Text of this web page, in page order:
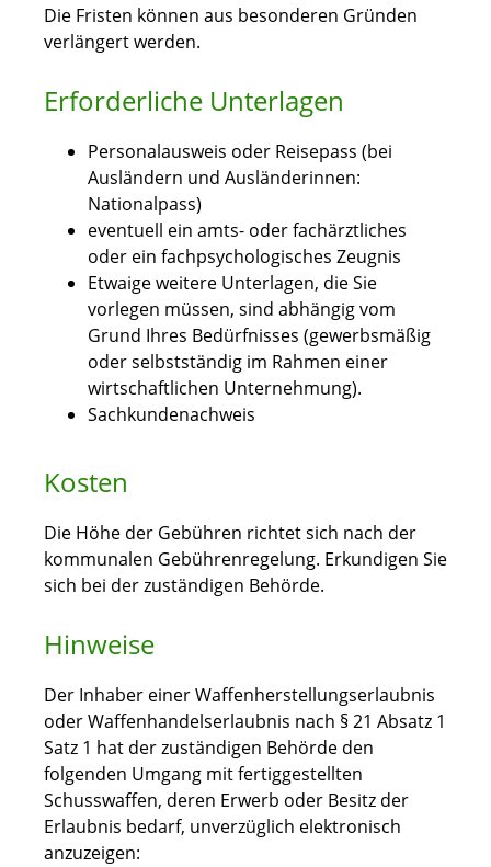
Die Fristen können aus besonderen Gründen
verlängert werden.
Erforderliche Unterlagen
Personalausweis oder Reisepass (bei
Ausländern und Ausländerinnen:
Nationalpass)
eventuell ein amts- oder fachärztliches
oder ein fachpsychologisches Zeugnis
Etwaige weitere Unterlagen, die Sie
vorlegen müssen, sind abhängig vom
Grund Ihres Bedürfnisses (gewerbsmäßig
oder selbstständig im Rahmen einer
wirtschaftlichen Unternehmung).
Sachkundenachweis
Kosten
Die Höhe der Gebühren richtet sich nach der
kommunalen Gebührenregelung. Erkundigen Sie
sich bei der zuständigen Behörde.
Hinweise
Der Inhaber einer Waffenherstellungserlaubnis
oder Waffenhandelserlaubnis nach § 21 Absatz 1
Satz 1 hat der zuständigen Behörde den
folgenden Umgang mit fertiggestellten
Schusswaffen, deren Erwerb oder Besitz der
Erlaubnis bedarf, unverzüglich elektronisch
anzuzeigen: